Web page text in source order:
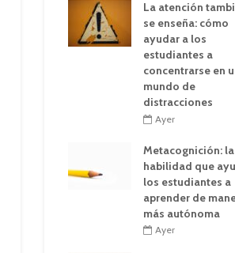
La atención
se enseña: cómo
ayudar a los
estudiantes a
concentrarse en
mundo de
distracciones
Ayer
Metacognición: la
habilidad que
los estudiantes a
aprender de
más autónoma
Ayer